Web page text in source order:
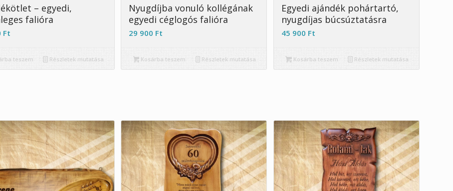
– egyedi,
falióra
Ft
teszem Részletek mutatása
Nyugdíjba vonuló kollégának
egyedi céglogós falióra
29 900 Ft
Kosárba teszem Részletek mutatása
5.00
Egyedi ajándék pohártartó,
nyugdíjas búcsúztatásra
45 900 Ft
Kosárba teszem Részletek mutatása